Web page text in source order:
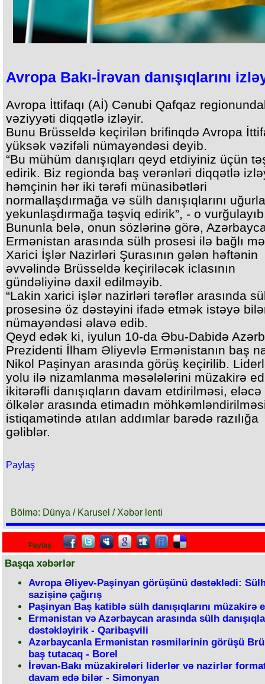
Avropa Bakı-İrəvan danışıqlarını
Avropa İttifaqı (Aİ) Cənubi Qafqaz
vəziyyəti diqqətlə izləyir.
Bunu Brüsseldə keçirilən brifinqdə Avropa
yüksək vəzifəli nümayəndəsi deyib.
“Bu mühüm danışıqları qeyd etdiyiniz üçün
edirik. Biz regionda baş verənləri diqqətlə
həmçinin hər iki tərəfi münasibətləri
normallaşdırmağa və sülh danışıqlarını uğurla
yekunlaşdırmağa təşviq edirik”, - o
Bununla belə, onun sözlərinə görə,
Ermənistan arasında sülh prosesi ilə bağlı
Xarici İşlər Nazirləri Şurasının gələn həftənin
əvvəlində Brüsseldə keçiriləcək iclasının
gündəliyinə daxil edilməyib.
“Lakin xarici işlər nazirləri tərəflər arasında
prosesinə öz dəstəyini ifadə etmək istəyə
nümayəndəsi əlavə edib.
Qeyd edək ki, iyulun 10-da Əbu-Dabidə
Prezidenti İlham Əliyevlə Ermənistanın baş
Nikol Paşinyan arasında görüş keçirilib.
yolu ilə nizamlanma məsələlərini müzakirə
ikitərəfli danışıqların davam etdirilməsi, eləcə
ölkələr arasında etimadın
istiqamətində atılan addımlar barədə razılığa
gəliblər.
Paylaş
Bölmə: Dünya / Karusel / Xəbər lenti
Paylaş
Başqa xəbərlər
Avropa Əliyev-Paşinyan görüşünü dəstəklədi:
sazişinə çağırış
Paşinyan Baş katiblə sülh danışıqlarını müzakirə
Ermənistan və Azərbaycan arasında sülh
dəstəkləyirik - Qaribaşvili
Azərbaycanla Ermənistan rəsmilərinin görüşü
baş tutacaq - Borel
İrəvan-Bakı müzakirələri liderlər və nazirlər
davam edə bilər - Simonyan